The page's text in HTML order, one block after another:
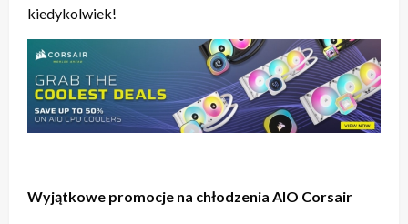
kiedykolwiek!
Wyjątkowe promocje na chłodzenia AIO Corsair